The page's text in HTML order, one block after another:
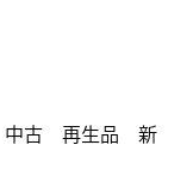
古 再生品 新